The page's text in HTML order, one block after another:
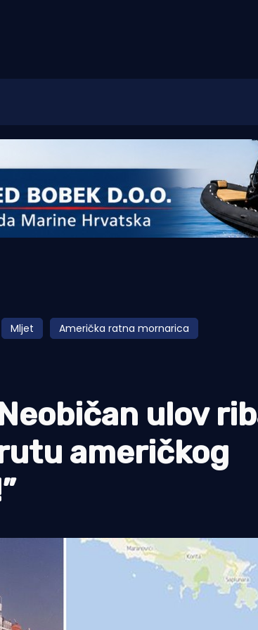
Mljet Američka ratna mornarica
ulov
američkog